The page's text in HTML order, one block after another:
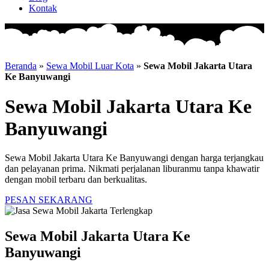
Kontak
Beranda » Sewa Mobil Luar Kota » Sewa Mobil Jakarta Utara
Ke Banyuwangi
Sewa Mobil Jakarta Utara Ke
Banyuwangi
Sewa Mobil Jakarta Utara Ke Banyuwangi dengan harga terjangkau
dan pelayanan prima. Nikmati perjalanan liburanmu tanpa khawatir
dengan mobil terbaru dan berkualitas.
PESAN SEKARANG
Sewa Mobil Jakarta Utara Ke
Banyuwangi